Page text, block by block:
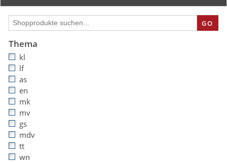
GO
Thema
kl
lf
as
en
mk
mv
gs
mdv
tt
wn